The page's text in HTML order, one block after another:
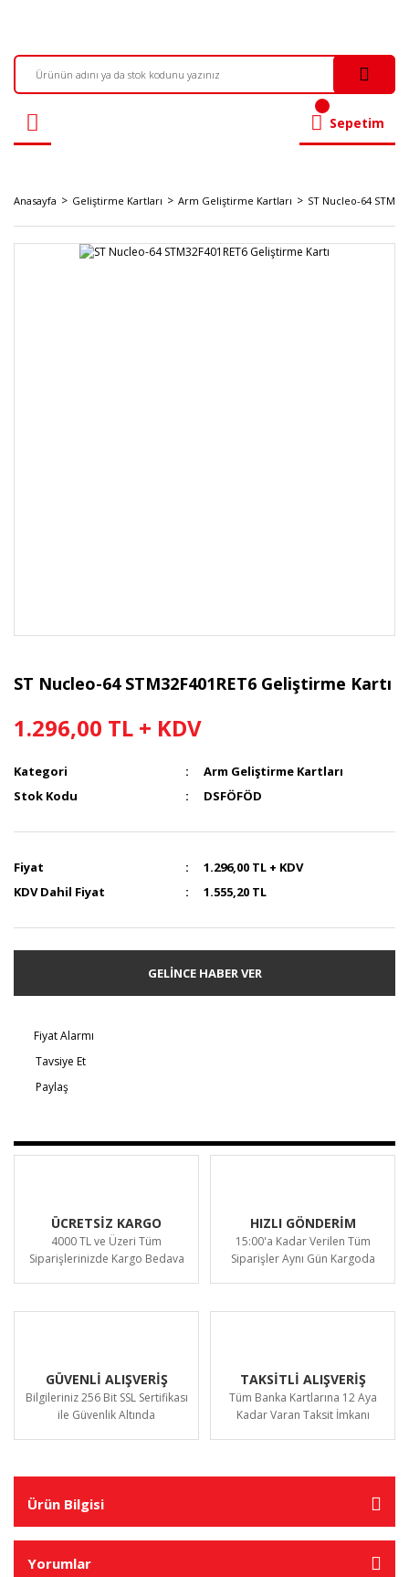
Sepetim
Anasayfa Geliştirme Kartları Arm Geliştirme Kartları ST Nucleo-64
ST Nucleo-64 STM32F401RET6 Geliştirme Kartı
1.296,00 TL + KDV
Kategori
Arm Geliştirme Kartları
Stok Kodu
DSFÖFÖD
Fiyat
1.296,00 TL + KDV
KDV Dahil Fiyat
1.555,20 TL
GELİNCE HABER VER
Fiyat Alarmı
Tavsiye Et
Paylaş
ÜCRETSİZ KARGO
4000 TL ve Üzeri Tüm
Siparişlerinizde Kargo Bedava
HIZLI GÖNDERİM
15:00'a Kadar Verilen Tüm
Siparişler Aynı Gün Kargoda
GÜVENLİ ALIŞVERİŞ
Bilgileriniz 256 Bit SSL Sertifikası
ile Güvenlik Altında
TAKSİTLİ ALIŞVERİŞ
Tüm Banka Kartlarına 12 Aya
Kadar Varan Taksit İmkanı
Ürün Bilgisi
Yorumlar